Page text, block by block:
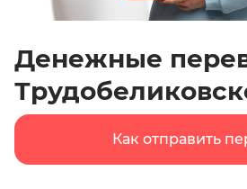
Денежные
Как отправить